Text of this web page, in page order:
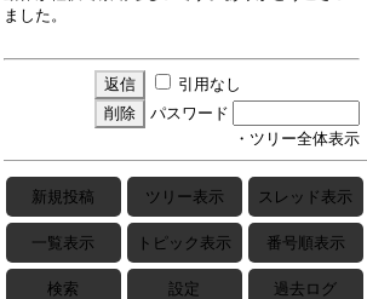
ました。
引用なし
パスワード
・ツリー全体表示
新規投稿 ツリー表示 スレッド表示
一覧表示 トピック表示 番号順表示
検索 設定 過去ログ